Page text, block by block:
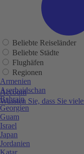
Account
Wussten Sie, dass Sie
Beliebte Reiseländer
Beliebte Städte
Flughäfen
Regionen
Armenien
Aserbaidschan
Bahrain
Georgien
Guam
Israel
Japan
Jordanien
Katar